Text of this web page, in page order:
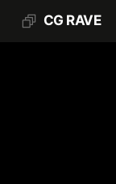
CG RAVE